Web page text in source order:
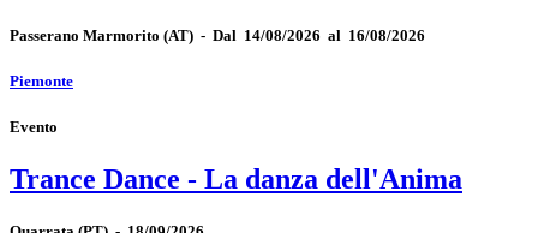
Passerano Marmorito (AT) - Dal 14/08/2026 al 16/08/2026
Piemonte
Evento
Trance Dance - La danza dell'Anima